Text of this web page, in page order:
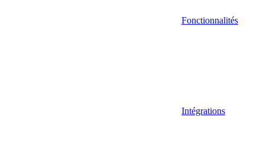
Fonctionnalités
Intégrations